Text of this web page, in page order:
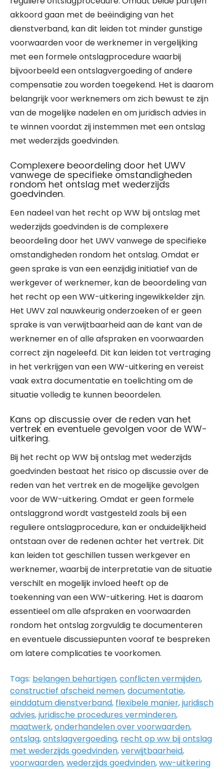
akkoord gaan met de beëindiging van het
dienstverband, kan dit leiden tot minder gunstige
voorwaarden voor de werknemer in vergelijking
met een formele ontslagprocedure waarbij
bijvoorbeeld een ontslagvergoeding of andere
compensatie zou worden toegekend. Het is daarom
belangrijk voor werknemers om zich bewust te zijn
van de mogelijke nadelen en om juridisch advies in
te winnen voordat zij instemmen met een ontslag
met wederzijds goedvinden.
Complexere beoordeling door het UWV
vanwege de specifieke omstandigheden
rondom het ontslag met wederzijds
goedvinden.
Een nadeel van het recht op WW bij ontslag met
wederzijds goedvinden is de complexere
beoordeling door het UWV vanwege de specifieke
omstandigheden rondom het ontslag. Omdat er
geen sprake is van een eenzijdig initiatief van de
werkgever of werknemer, kan de beoordeling van
het recht op een WW-uitkering ingewikkelder zijn.
Het UWV zal nauwkeurig onderzoeken of er geen
sprake is van verwijtbaarheid aan de kant van de
werknemer en of alle afspraken en voorwaarden
correct zijn nageleefd. Dit kan leiden tot vertraging
in het verkrijgen van een WW-uitkering en vereist
vaak extra documentatie en toelichting om de
situatie volledig te kunnen beoordelen.
Kans op discussie over de reden van het
vertrek en eventuele gevolgen voor de WW-
uitkering.
Bij het recht op WW bij ontslag met wederzijds
goedvinden bestaat het risico op discussie over de
reden van het vertrek en de mogelijke gevolgen
voor de WW-uitkering. Omdat er geen formele
ontslaggrond wordt vastgesteld zoals bij een
reguliere ontslagprocedure, kan er onduidelijkheid
ontstaan over de redenen achter het vertrek. Dit
kan leiden tot geschillen tussen werkgever en
werknemer, waarbij de interpretatie van de situatie
verschilt en mogelijk invloed heeft op de
toekenning van een WW-uitkering. Het is daarom
essentieel om alle afspraken en voorwaarden
rondom het ontslag zorgvuldig te documenteren
en eventuele discussiepunten vooraf te bespreken
om latere complicaties te voorkomen.
Tags: belangen behartigen,conflicten vermijden,
constructief afscheid nemen,documentatie,
einddatum dienstverband, flexibele manier,juridisch
advies,juridische procedures verminderen,
maatwerk,onderhandelen over voorwaarden,
ontslag,ontslagvergoeding, recht op ww bij ontslag
met wederzijds goedvinden,verwijtbaarheid,
voorwaarden,wederzijds goedvinden,ww-uitkering